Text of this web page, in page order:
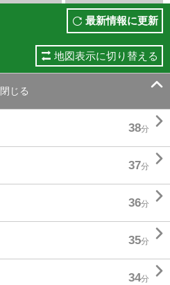
最新情報に更新
地図表示に切り替える
閉じる 
38分 
37分 
36分 
35分 
34分 